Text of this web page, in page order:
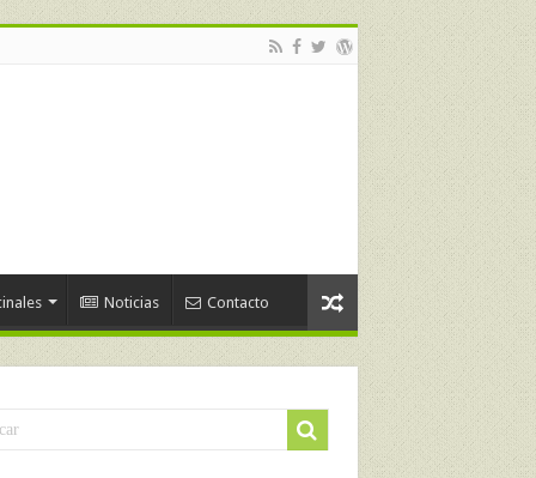
Noticias Contacto